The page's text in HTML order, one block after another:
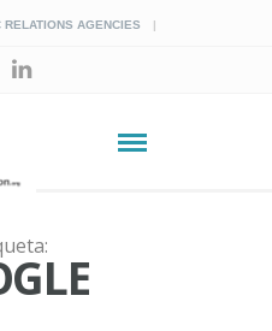
RELATIONS AGENCIES